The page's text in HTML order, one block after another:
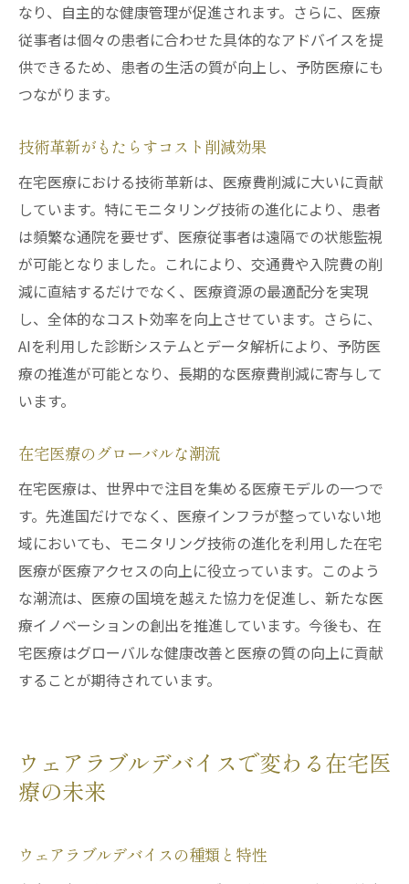
なり、自主的な健康管理が促進されます。さらに、医療
従事者は個々の患者に合わせた具体的なアドバイスを提
供できるため、患者の生活の質が向上し、予防医療にも
つながります。
技術革新がもたらすコスト削減効果
在宅医療における技術革新は、医療費削減に大いに貢献
しています。特にモニタリング技術の進化により、患者
は頻繁な通院を要せず、医療従事者は遠隔での状態監視
が可能となりました。これにより、交通費や入院費の削
減に直結するだけでなく、医療資源の最適配分を実現
し、全体的なコスト効率を向上させています。さらに、
AIを利用した診断システムとデータ解析により、予防医
療の推進が可能となり、長期的な医療費削減に寄与して
います。
在宅医療のグローバルな潮流
在宅医療は、世界中で注目を集める医療モデルの一つで
す。先進国だけでなく、医療インフラが整っていない地
域においても、モニタリング技術の進化を利用した在宅
医療が医療アクセスの向上に役立っています。このよう
な潮流は、医療の国境を越えた協力を促進し、新たな医
療イノベーションの創出を推進しています。今後も、在
宅医療はグローバルな健康改善と医療の質の向上に貢献
することが期待されています。
ウェアラブルデバイスで変わる在宅医
療の未来
ウェアラブルデバイスの種類と特性